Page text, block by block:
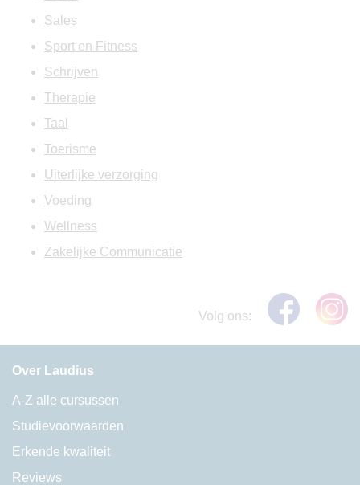
Sales
Sport en Fitness
Schrijven
Therapie
Taal
Toerisme
Uiterlijke verzorging
Voeding
Wellness
Zakelijke Communicatie
Volg ons:
Over Laudius
A-Z alle cursussen
Studievoorwaarden
Erkende kwaliteit
Reviews